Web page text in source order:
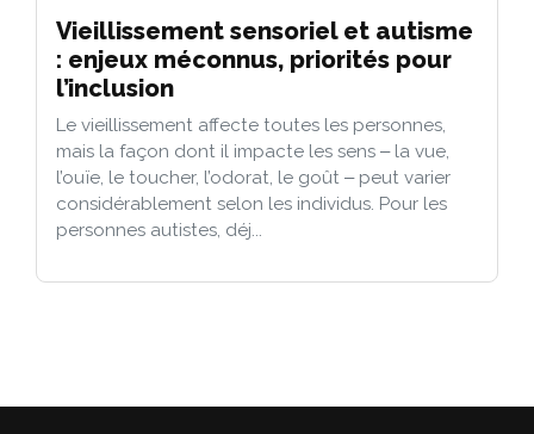
Vieillissement sensoriel et autisme
: enjeux méconnus, priorités pour
l’inclusion
Le vieillissement affecte toutes les personnes,
mais la façon dont il impacte les sens ‒ la vue,
l’ouïe, le toucher, l’odorat, le goût ‒ peut varier
considérablement selon les individus. Pour les
personnes autistes, déj...